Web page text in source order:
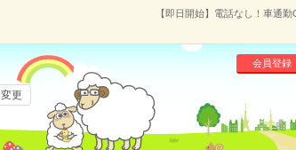
【即日開始】電話なし！車通
会員登録
更